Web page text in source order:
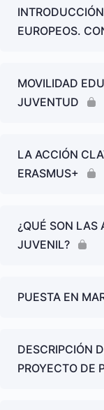
EUROPEOS.
MOVILIDAD
JUVENTUD
LA ACCIÓN
ERASMUS+
¿QUÉ SON LAS
JUVENIL?
PUESTA EN
DESCRIPCIÓN
PROYECTO DE